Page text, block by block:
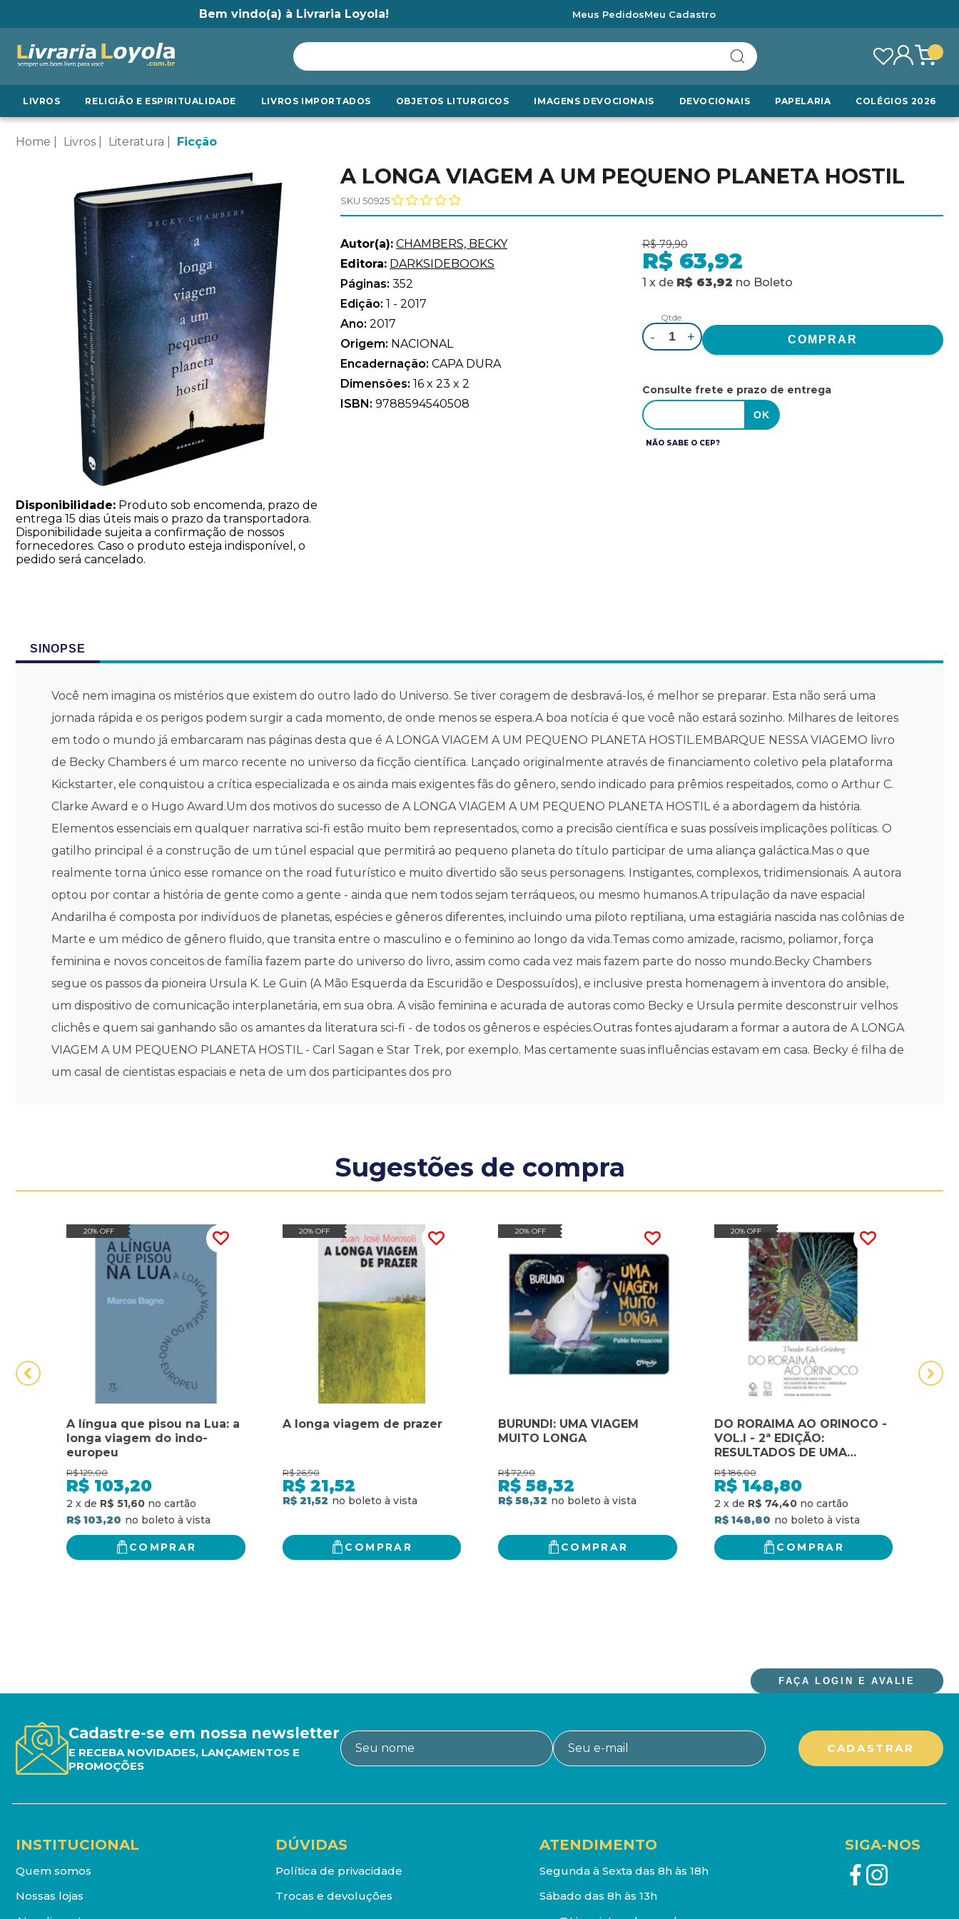
Bem vindo(a) à Livraria Loyola! Meus PedidosMeu Cadastro
LIVROS RELIGIÃO E ESPIRITUALIDADE LIVROS IMPORTADOS OBJETOS LITURGICOS IMAGENS DEVOCIONAIS DEVOCIONAIS PAPELARIA COLÉGIOS 2026
Home Livros Literatura Ficção
Disponibilidade: Produto sob encomenda, prazo de
entrega 15 dias úteis mais o prazo da transportadora.
Disponibilidade sujeita a confirmação de nossos
fornecedores. Caso o produto esteja indisponível, o
pedido será cancelado.
A LONGA VIAGEM A UM PEQUENO PLANETA HOSTIL
SKU 50925
Autor(a): CHAMBERS, BECKY
Editora: DARKSIDEBOOKS
Páginas: 352
Edição: 1 - 2017
Ano: 2017
Origem: NACIONAL
Encadernação: CAPA DURA
Dimensões: 16 x 23 x 2
ISBN: 9788594540508
R$ 79,90
R$ 63,92
1 x de R$ 63,92 no Boleto
Qtde.
- +
Consulte frete e prazo de entrega
NÃO SABE O CEP?
SINOPSE
Você nem imagina os mistérios que existem do outro lado do Universo. Se tiver coragem de desbravá-los, é melhor se preparar. Esta não será uma
jornada rápida e os perigos podem surgir a cada momento, de onde menos se espera.A boa notícia é que você não estará sozinho. Milhares de leitores
em todo o mundo já embarcaram nas páginas desta que é A LONGA VIAGEM A UM PEQUENO PLANETA HOSTIL.EMBARQUE NESSA VIAGEMO livro
de Becky Chambers é um marco recente no universo da ficção científica. Lançado originalmente através de financiamento coletivo pela plataforma
Kickstarter, ele conquistou a crítica especializada e os ainda mais exigentes fãs do gênero, sendo indicado para prêmios respeitados, como o Arthur C.
Clarke Award e o Hugo Award.Um dos motivos do sucesso de A LONGA VIAGEM A UM PEQUENO PLANETA HOSTIL é a abordagem da história.
Elementos essenciais em qualquer narrativa sci-fi estão muito bem representados, como a precisão científica e suas possíveis implicações políticas. O
gatilho principal é a construção de um túnel espacial que permitirá ao pequeno planeta do título participar de uma aliança galáctica.Mas o que
realmente torna único esse romance on the road futurístico e muito divertido são seus personagens. Instigantes, complexos, tridimensionais. A autora
optou por contar a história de gente como a gente - ainda que nem todos sejam terráqueos, ou mesmo humanos.A tripulação da nave espacial
Andarilha é composta por indivíduos de planetas, espécies e gêneros diferentes, incluindo uma piloto reptiliana, uma estagiária nascida nas colônias de
Marte e um médico de gênero fluido, que transita entre o masculino e o feminino ao longo da vida.Temas como amizade, racismo, poliamor, força
feminina e novos conceitos de família fazem parte do universo do livro, assim como cada vez mais fazem parte do nosso mundo.Becky Chambers
segue os passos da pioneira Ursula K. Le Guin (A Mão Esquerda da Escuridão e Despossuídos), e inclusive presta homenagem à inventora do ansible,
um dispositivo de comunicação interplanetária, em sua obra. A visão feminina e acurada de autoras como Becky e Ursula permite desconstruir velhos
clichês e quem sai ganhando são os amantes da literatura sci-fi - de todos os gêneros e espécies.Outras fontes ajudaram a formar a autora de A LONGA
VIAGEM A UM PEQUENO PLANETA HOSTIL - Carl Sagan e Star Trek, por exemplo. Mas certamente suas influências estavam em casa. Becky é filha de
um casal de cientistas espaciais e neta de um dos participantes dos pro
Sugestões de compra
20% OFF
A língua que pisou na Lua: a
longa viagem do indo-
europeu
R$ 129,00
R$ 103,20
2 x de R$ 51,60
R$ 103,20
COMPRAR
20% OFF
A longa viagem de prazer
R$ 26,90
R$ 21,52
R$ 21,52
COMPRAR
20% OFF
BURUNDI: UMA VIAGEM
MUITO LONGA
R$ 72,90
R$ 58,32
R$ 58,32
COMPRAR
20% OFF
DO RORAIMA AO ORINOCO -
VOL.I - 2ª EDIÇÃO:
RESULTADOS DE UMA
VIAGEM NO NORTE DO
BRASIL E NA VENEZUELA
NOS ANOS DE 1911 A 1913 -
DESCRIÇÃO DA VIAGEM
R$ 186,00
R$ 148,80
2 x de R$ 74,40
R$ 148,80
COMPRAR
FAÇA LOGIN E AVALIE
Cadastre-se em nossa newsletter
E RECEBA NOVIDADES, LANÇAMENTOS E
PROMOÇÕES
INSTITUCIONAL
Quem somos
Nossas lojas
DÚVIDAS
Política de privacidade
Trocas e devoluções
ATENDIMENTO
Segunda à Sexta das 8h às 18h
Sábado das 8h às 13h
SIGA-NOS